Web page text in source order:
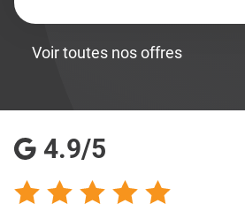
Voir toutes nos offres
4.9/5